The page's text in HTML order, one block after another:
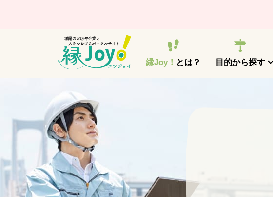
縁Joy！ とは？ 目的から探す